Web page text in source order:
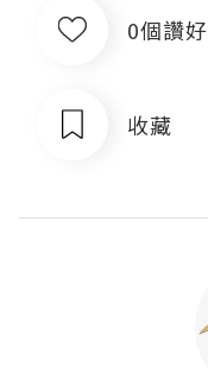
0個讚好
收藏